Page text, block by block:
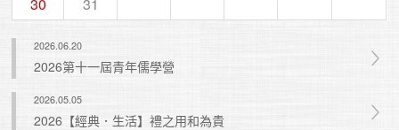
2026.06.20
2026第十一屆青年儒學營
2026.05.05
2026【經典．生活】禮之用和為貴